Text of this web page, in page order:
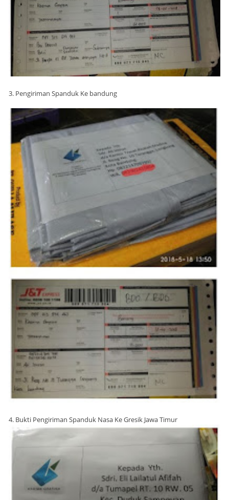
3. Pengiriman Spanduk Ke bandung
4. Bukti Pengiriman Spanduk Nasa Ke Gresik Jawa Timur